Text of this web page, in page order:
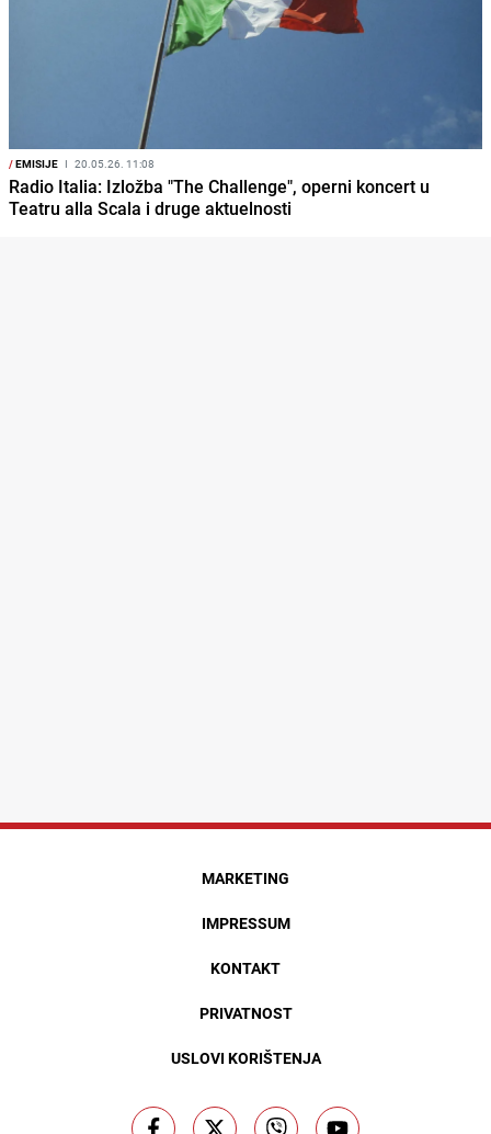
/EMISIJE I 20.05.26. 11:08
Radio Italia: Izložba "The Challenge", operni koncert u
Teatru alla Scala i druge aktuelnosti
MARKETING
IMPRESSUM
KONTAKT
PRIVATNOST
USLOVI KORIŠTENJA